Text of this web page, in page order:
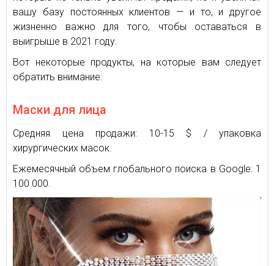
вашу базу постоянных клиентов — и то, и другое
жизненно важно для того, чтобы оставаться в
выигрыше в 2021 году.
Вот некоторые продукты, на которые вам следует
обратить внимание:
Маски для лица
Средняя цена продажи: 10-15 $ / упаковка
хирургических масок.
Ежемесячный объем глобального поиска в Google: 1
100 000.